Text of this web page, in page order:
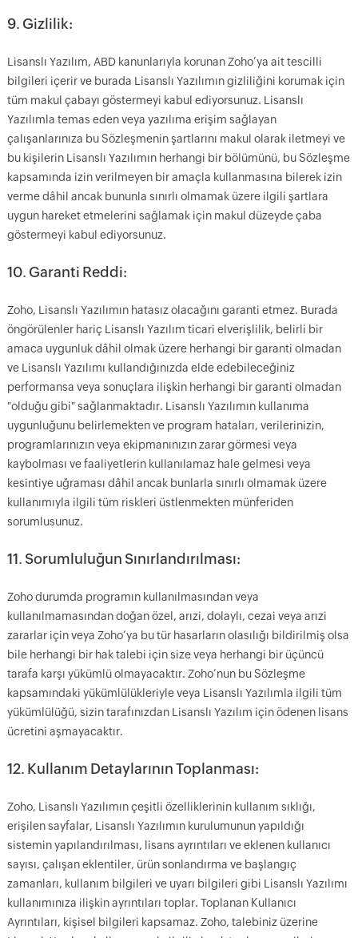
9. Gizlilik:
Lisanslı Yazılım, ABD kanunlarıyla korunan Zoho’ya ait tescilli
bilgileri içerir ve burada Lisanslı Yazılımın gizliliğini korumak için
tüm makul çabayı göstermeyi kabul ediyorsunuz. Lisanslı
Yazılımla temas eden veya yazılıma erişim sağlayan
çalışanlarınıza bu Sözleşmenin şartlarını makul olarak iletmeyi ve
bu kişilerin Lisanslı Yazılımın herhangi bir bölümünü, bu Sözleşme
kapsamında izin verilmeyen bir amaçla kullanmasına bilerek izin
verme dâhil ancak bununla sınırlı olmamak üzere ilgili şartlara
uygun hareket etmelerini sağlamak için makul düzeyde çaba
göstermeyi kabul ediyorsunuz.
10. Garanti Reddi:
Zoho, Lisanslı Yazılımın hatasız olacağını garanti etmez. Burada
öngörülenler hariç Lisanslı Yazılım ticari elverişlilik, belirli bir
amaca uygunluk dâhil olmak üzere herhangi bir garanti olmadan
ve Lisanslı Yazılımı kullandığınızda elde edebileceğiniz
performansa veya sonuçlara ilişkin herhangi bir garanti olmadan
"olduğu gibi" sağlanmaktadır. Lisanslı Yazılımın kullanıma
uygunluğunu belirlemekten ve program hataları, verilerinizin,
programlarınızın veya ekipmanınızın zarar görmesi veya
kaybolması ve faaliyetlerin kullanılamaz hale gelmesi veya
kesintiye uğraması dâhil ancak bunlarla sınırlı olmamak üzere
kullanımıyla ilgili tüm riskleri üstlenmekten münferiden
sorumlusunuz.
11. Sorumluluğun Sınırlandırılması:
Zoho durumda programın kullanılmasından veya
kullanılmamasından doğan özel, arızi, dolaylı, cezai veya arızi
zararlar için veya Zoho’ya bu tür hasarların olasılığı bildirilmiş olsa
bile herhangi bir hak talebi için size veya herhangi bir üçüncü
tarafa karşı yükümlü olmayacaktır. Zoho’nun bu Sözleşme
kapsamındaki yükümlülükleriyle veya Lisanslı Yazılımla ilgili tüm
yükümlülüğü, sizin tarafınızdan Lisanslı Yazılım için ödenen lisans
ücretini aşmayacaktır.
12. Kullanım Detaylarının Toplanması:
Zoho, Lisanslı Yazılımın çeşitli özelliklerinin kullanım sıklığı,
erişilen sayfalar, Lisanslı Yazılımın kurulumunun yapıldığı
sistemin yapılandırılması, lisans ayrıntıları ve eklenen kullanıcı
sayısı, çalışan eklentiler, ürün sonlandırma ve başlangıç
zamanları, kullanım bilgileri ve uyarı bilgileri gibi Lisanslı Yazılımı
kullanımınıza ilişkin ayrıntıları toplar. Toplanan Kullanıcı
Ayrıntıları, kişisel bilgileri kapsamaz. Zoho, talebiniz üzerine